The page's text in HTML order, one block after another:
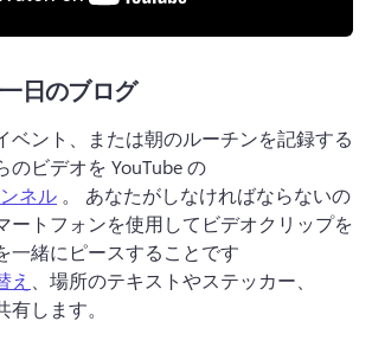
日のブログ
ベント、または朝のルーチンを記録する
のビデオを YouTube の
ネル 。 あなたがしなければならないの
ートフォンを使用してビデオクリップを
一緒にピースすることです
え
、場所のテキストやステッカー、
有します。